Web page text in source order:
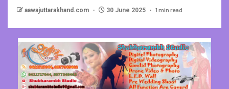
aawajuttarakhand.com 30 June 2025 1 min read